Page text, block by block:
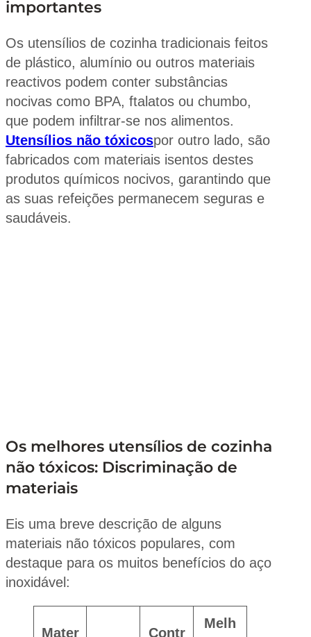
importantes
Os utensílios de cozinha tradicionais feitos
de plástico, alumínio ou outros materiais
reactivos podem conter substâncias
nocivas como BPA, ftalatos ou chumbo,
que podem infiltrar-se nos alimentos.
Utensílios não tóxicospor outro lado, são
fabricados com materiais isentos destes
produtos químicos nocivos, garantindo que
as suas refeições permanecem seguras e
saudáveis.
Os melhores utensílios de cozinha
não tóxicos: Discriminação de
materiais
Eis uma breve descrição de alguns
materiais não tóxicos populares, com
destaque para os muitos benefícios do aço
inoxidável:
Mater Contr
Melh